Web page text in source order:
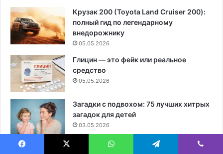
Крузак 200 (Toyota Land Cruiser 200):
полный гид по легендарному
внедорожнику
05.05.2026
Глицин — это фейк или реальное
средство
05.05.2026
Загадки с подвохом: 75 лучших хитрых
загадок для детей
03.05.2026
Что такое ирландское масло? Польза,